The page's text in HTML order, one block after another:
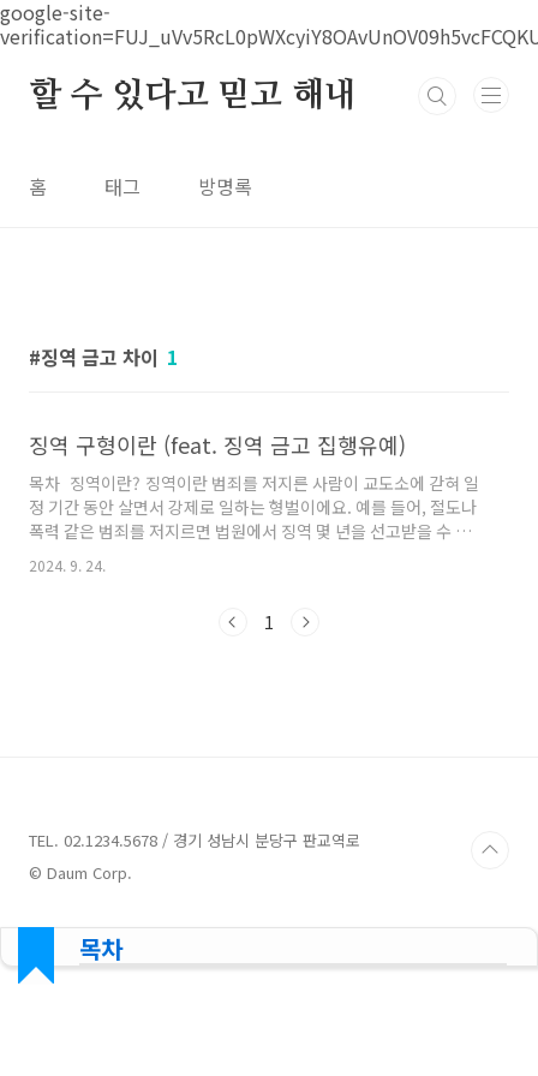
google-site-
본문 바로가기
할 수 있다고 믿고 해내
홈 태그 방명록
징역 금고 차이 1
징역 구형이란 (feat. 징역 금고 집행유예)
목차 징역이란? 징역이란 범죄를 저지른 사람이 교도소에 갇혀 일
정 기간 동안 살면서 강제로 일하는 형벌이에요. 예를 들어, 절도나
폭력 같은 범죄를 저지르면 법원에서 징역 몇 년을 선고받을 수 있
습니다. 그러면 그 사람은 교도소에 들어가서 자유롭게 밖을 다닐
수 없고, 거기서 정해진 일을 하면서 형을 마칠 때까지 살아야 해
반성을 하게 만들고, 나중에 사회로 돌아왔을 때 다시 범죄를 저지
2024. 9. 24.
1
TEL. 02.1234.5678 / 경기 성남시 분당구 판교역로
© Daum Corp.
목차